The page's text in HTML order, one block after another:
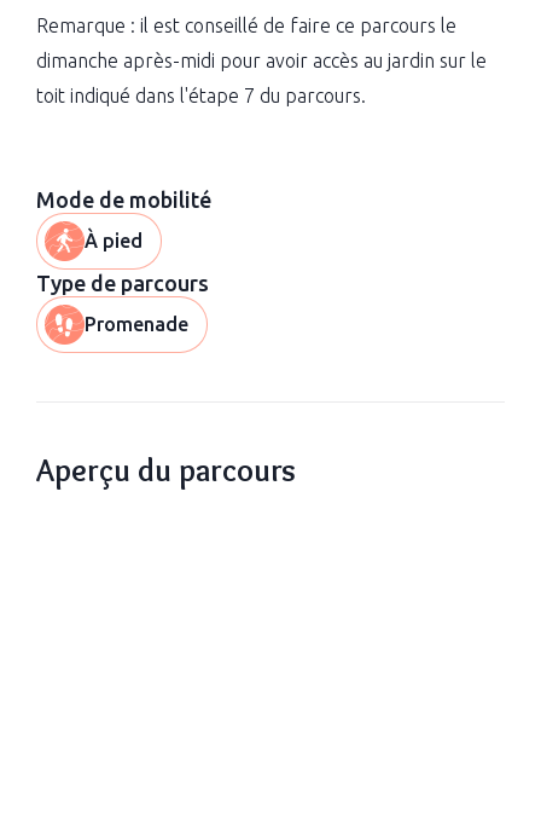
Remarque : il est conseillé de faire ce parcours le
dimanche après-midi pour avoir accès au jardin sur le
toit indiqué dans l'étape 7 du parcours.
Mode de mobilité
À pied
Type de parcours
Promenade
Aperçu du parcours